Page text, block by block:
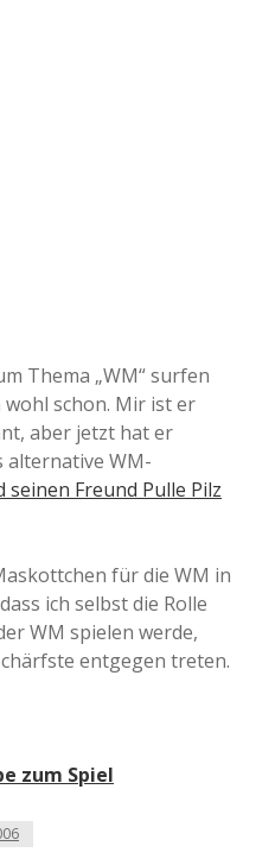
Thema „WM“ surfen
schon. Mir ist er
aber jetzt hat er
alternative WM-
seinen Freund Pulle Pilz
für die WM in
ich selbst die Rolle
WM spielen werde,
entgegen treten.
zum Spiel